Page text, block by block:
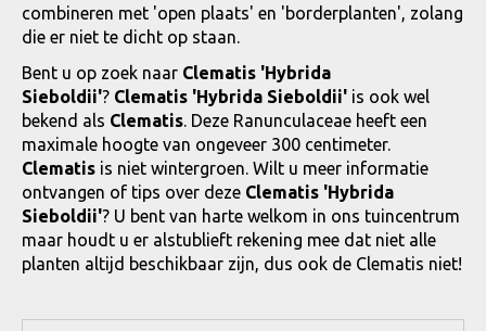
combineren met 'open plaats' en 'borderplanten', zolang
die er niet te dicht op staan.
Bent u op zoek naar Clematis 'Hybrida
Sieboldii'? Clematis 'Hybrida Sieboldii' is ook wel
bekend als Clematis. Deze Ranunculaceae heeft een
maximale hoogte van ongeveer 300 centimeter.
Clematis is niet wintergroen. Wilt u meer informatie
ontvangen of tips over deze Clematis 'Hybrida
Sieboldii'? U bent van harte welkom in ons tuincentrum
maar houdt u er alstublieft rekening mee dat niet alle
planten altijd beschikbaar zijn, dus ook de Clematis niet!